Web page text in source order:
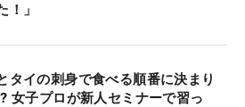
！」
タイの刺身で食べる順番に決まり
女子プロが新人セミナーで習っ